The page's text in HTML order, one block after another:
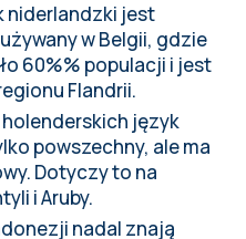
niderlandzki jest
w Belgii, gdzie
60%% populacji i jest
Flandrii.
język
powszechny, ale ma
Dotyczy to na
i Aruby.
nadal znają